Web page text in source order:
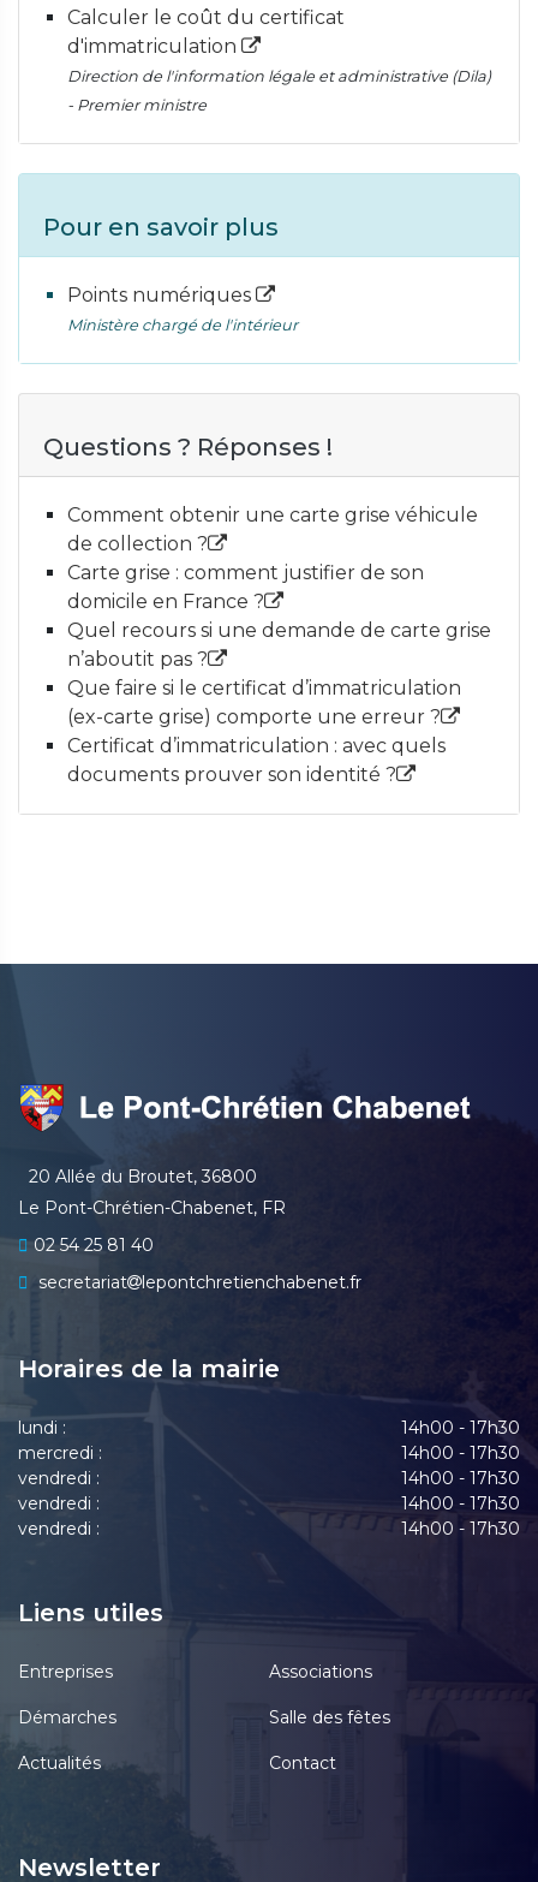
Calculer le coût du certificat
d'immatriculation
Direction de l'information légale et administrative (Dila)
- Premier ministre
Pour en savoir plus
Points numériques
Ministère chargé de l'intérieur
Questions ? Réponses !
Comment obtenir une carte grise véhicule
de collection ?
Carte grise : comment justifier de son
domicile en France ?
Quel recours si une demande de carte grise
n’aboutit pas ?
Que faire si le certificat d’immatriculation
(ex-carte grise) comporte une erreur ?
Certificat d’immatriculation : avec quels
documents prouver son identité ?
20 Allée du Broutet, 36800
Le Pont-Chrétien-Chabenet, FR
02 54 25 81 40
secretariat
lepontchretienchabenet.fr
Horaires de la mairie
lundi :
14h00 - 17h30
mercredi :
14h00 - 17h30
vendredi :
14h00 - 17h30
vendredi :
14h00 - 17h30
vendredi :
14h00 - 17h30
Liens utiles
Entreprises Associations
Démarches Salle des fêtes
Actualités Contact
Newsletter